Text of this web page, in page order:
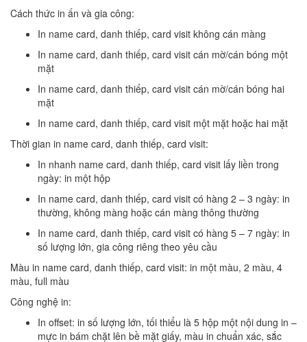
Cách thức in ấn và gia công:
In name card, danh thiếp, card visit không cán màng
In name card, danh thiếp, card visit cán mờ/cán bóng một
mặt
In name card, danh thiếp, card visit cán mờ/cán bóng hai
mặt
In name card, danh thiếp, card visit một mặt hoặc hai mặt
Thời gian in name card, danh thiếp, card visit:
In nhanh name card, danh thiếp, card visit lấy liền trong
ngày: in một hộp
In name card, danh thiếp, card visit có hàng 2 – 3 ngày: in
thường, không màng hoặc cán màng thông thường
In name card, danh thiếp, card visit có hàng 5 – 7 ngày: in
số lượng lớn, gia công riêng theo yêu cầu
Màu in name card, danh thiếp, card visit: in một màu, 2 màu, 4
màu, full màu
Công nghệ in:
In offset: in số lượng lớn, tối thiểu là 5 hộp một nội dung in –
mực in bám chặt lên bề mặt giấy, màu in chuẩn xác, sắc